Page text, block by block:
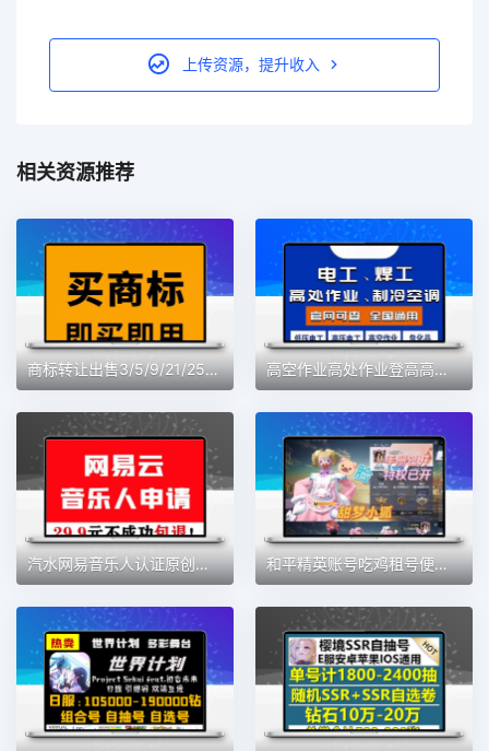
上传资源，提升收入
相关资源推荐
商标转让出售3/5/9/21/25/29/30/33/35/43类美妆服装餐饮商标购买 高空作业高处作业登高高空作业车高空登高高处作业高空报考服务
汽水网易音乐人认证原创歌曲入库腾讯音乐人上传作品后期剪辑服务 和平精英账号吃鸡租号便宜借玩Q区V区安卓苹果螳螂图卡盟木乃伊